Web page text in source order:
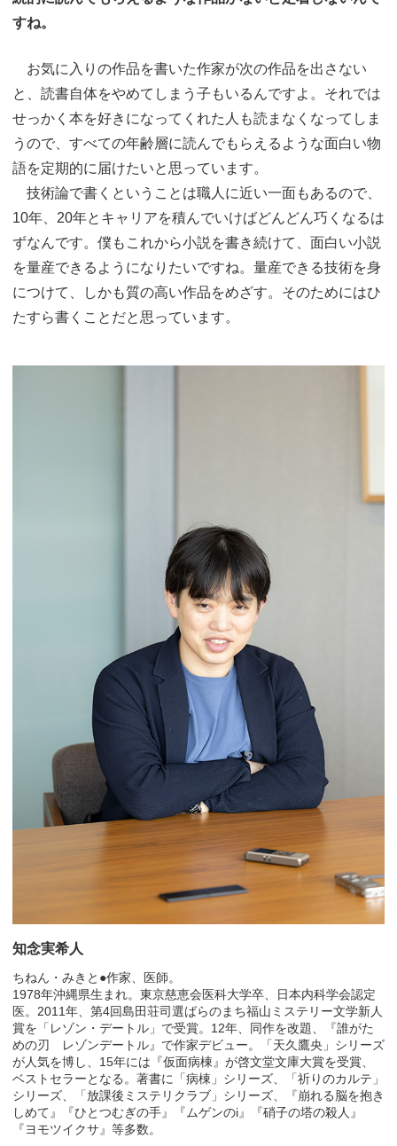
すね。
お気に入りの作品を書いた作家が次の作品を出さない
と、読書自体をやめてしまう子もいるんですよ。それでは
せっかく本を好きになってくれた人も読まなくなってしま
うので、すべての年齢層に読んでもらえるような面白い物
語を定期的に届けたいと思っています。
技術論で書くということは職人に近い一面もあるので、
10年、20年とキャリアを積んでいけばどんどん巧くなるは
ずなんです。僕もこれから小説を書き続けて、面白い小説
を量産できるようになりたいですね。量産できる技術を身
につけて、しかも質の高い作品をめざす。そのためにはひ
たすら書くことだと思っています。
知念実希人
ちねん・みきと●作家、医師。
1978年沖縄県生まれ。東京慈恵会医科大学卒、日本内科学会認定
医。2011年、第4回島田荘司選ばらのまち福山ミステリー文学新人
賞を「レゾン・デートル」で受賞。12年、同作を改題、『誰がた
めの刃 レゾンデートル』で作家デビュー。「天久鷹央」シリーズ
が人気を博し、15年には『仮面病棟』が啓文堂文庫大賞を受賞、
ベストセラーとなる。著書に「病棟」シリーズ、「祈りのカルテ」
シリーズ、「放課後ミステリクラブ」シリーズ、『崩れる脳を抱き
しめて』『ひとつむぎの手』『ムゲンのi』『硝子の塔の殺人』
『ヨモツイクサ』等多数。